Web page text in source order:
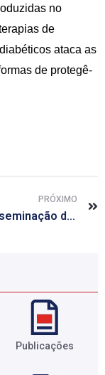
no
de
ataca as
de protegê-
PRÓXIMO
Disseminação da pólio é emergência pública internacional, diz OMS
Publicações